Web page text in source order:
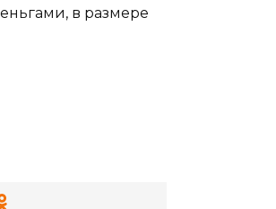
в размере